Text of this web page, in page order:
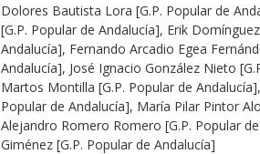
Dolores Bautista Lora [G.P. Popular de
[G.P. Popular de Andalucía], Erik
Andalucía], Fernando Arcadio Egea
Andalucía], José Ignacio González Nieto
Martos Montilla [G.P. Popular de
Popular de Andalucía], María Pilar Pintor
Alejandro Romero Romero [G.P. Popular
Giménez [G.P. Popular de Andalucía]